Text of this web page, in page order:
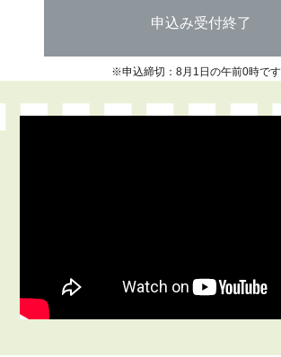
申込み受付終了
※申込締切：8月1日の午前0時です